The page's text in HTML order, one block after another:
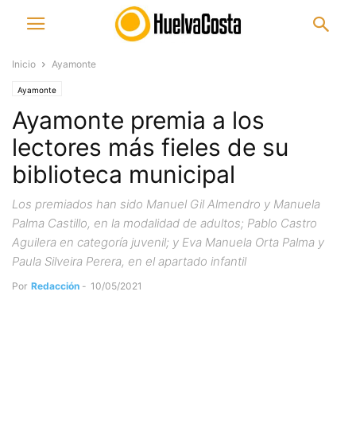
Inicio Ayamonte
Ayamonte
Ayamonte premia a los
lectores más fieles de su
biblioteca municipal
Los premiados han sido Manuel Gil Almendro y Manuela
Palma Castillo, en la modalidad de adultos; Pablo Castro
Aguilera en categoría juvenil; y Eva Manuela Orta Palma y
Paula Silveira Perera, en el apartado infantil
Por Redacción - 10/05/2021